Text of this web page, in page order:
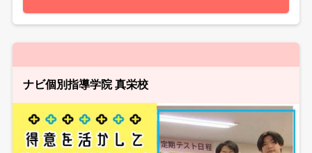
ナビ個別指導学院 真栄校